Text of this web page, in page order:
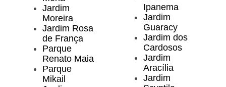
Jardim
Moreira
Jardim Rosa
de França
Parque
Renato Maia
Parque
Mikail
Ipanema
Jardim
Guaracy
Jardim dos
Cardosos
Jardim
Aracília
Jardim